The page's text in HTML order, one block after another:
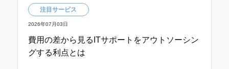
注目サービス
2026年07月03日
費用の差から見るITサポートをアウトソーシン
グする利点とは